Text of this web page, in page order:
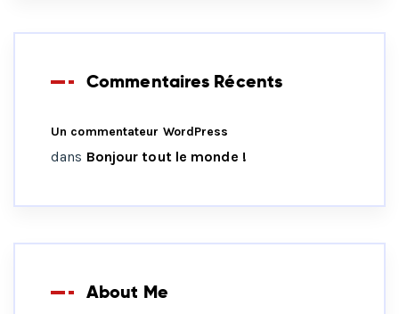
Commentaires Récents
Un commentateur WordPress
dans Bonjour tout le monde !
About Me